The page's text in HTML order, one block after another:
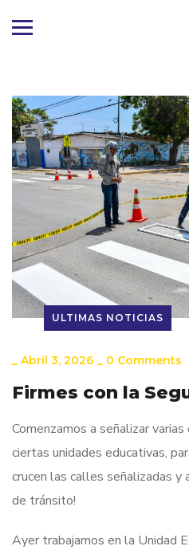
ULTIMAS NOTICIAS
_ Abril 3, 2026 _ 0 Comments
Firmes con la
Comenzamos a señalizar
ciertas unidades educativas,
crucen las calles señalizadas y
de tránsito!
Ayer trabajamos en la Unidad